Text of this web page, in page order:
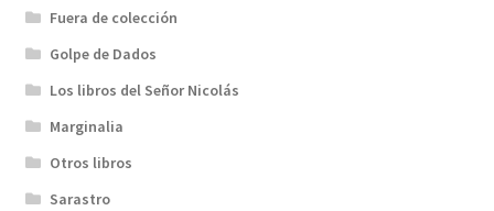
Fuera de colección
Golpe de Dados
Los libros del Señor Nicolás
Marginalia
Otros libros
Sarastro